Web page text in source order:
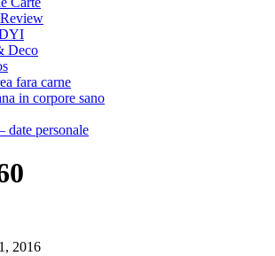
Deco
fara carne
in corpore sano
date personale
2016